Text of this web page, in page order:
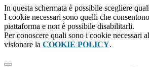
In questa schermata è possibile scegliere
I cookie necessari sono quelli che
piattaforma e non è possibile disabilitarli.
Per conoscere quali sono i cookie necessari
visionare la COOKIE POLICY.